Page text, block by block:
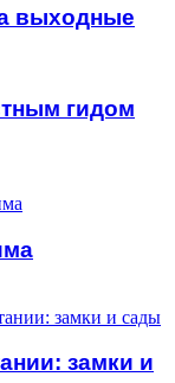
выходные
гидом
замки и